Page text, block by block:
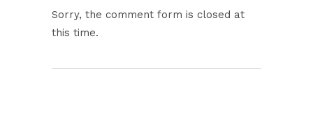
Sorry, the comment form is closed at
this time.